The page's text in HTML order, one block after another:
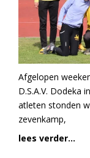
Afgelopen
D.S.A.V. Dodeka
atleten stonden
zevenkamp,
lees verder...